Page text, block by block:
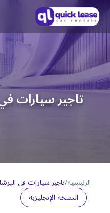
تاجير سيارات
الرئيسية/تاجير سيارات في
النسخة الإنجليزية